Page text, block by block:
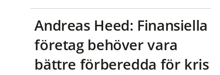
Andreas Heed: Finansiella
företag behöver vara
bättre förberedda för kris